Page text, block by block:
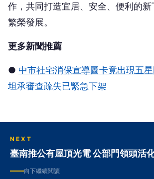
作，共同打造宜居、安全、便利的
繁榮發展。
更多新聞推薦
● 中市社宅消保宣導圖卡竟出現五
坦承審查疏失已緊急下架
NEXT
臺南推公有屋頂光電 公部門領頭活
向下繼續閱讀